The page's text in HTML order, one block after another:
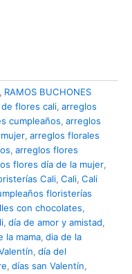
, RAMOS BUCHONES
flores cali, arreglos
cumpleaños, arreglos
, arreglos florales
, arreglos flores
flores día de la mujer,
Cali, Cali, Cali
floristerías
con chocolates,
, día de amor y amistad,
la mama, dia de la
, día del
, días san Valentín,